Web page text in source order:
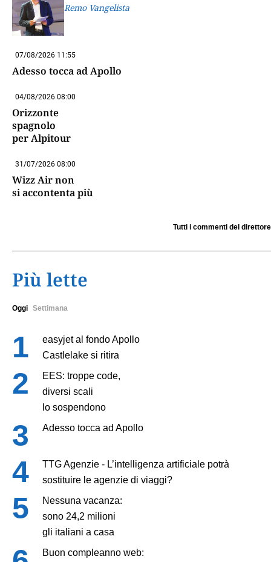
Remo Vangelista
07/08/2026 11:55
Adesso tocca ad Apollo
04/08/2026 08:00
Orizzonte
spagnolo
per Alpitour
31/07/2026 08:00
Wizz Air non
si accontenta più
Tutti i commenti del direttore
Più lette
Oggi Settimana
easyjet al fondo Apollo
Castlelake si ritira
EES: troppe code,
diversi scali
lo sospendono
Adesso tocca ad Apollo
TTG Agenzie - L’intelligenza artificiale potrà
sostituire le agenzie di viaggi?
Nessuna vacanza:
sono 24,2 milioni
gli italiani a casa
Buon compleanno web: